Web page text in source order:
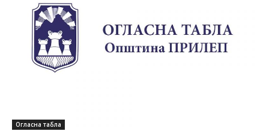
Огласна табла